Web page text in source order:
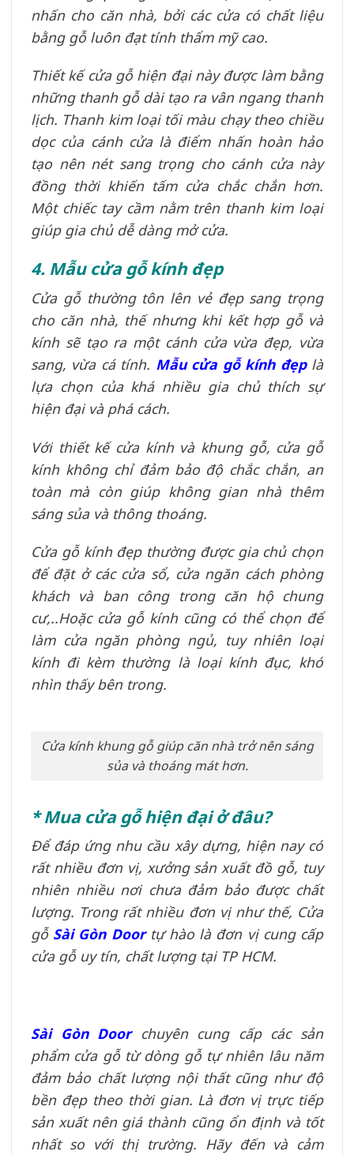
nhấn cho căn nhà, bởi các cửa có chất liệu
bằng gỗ luôn đạt tính thẩm mỹ cao.
Thiết kế cửa gỗ hiện đại này được làm bằng
những thanh gỗ dài tạo ra vân ngang thanh
lịch. Thanh kim loại tối màu chạy theo chiều
dọc của cánh cửa là điểm nhấn hoàn hảo
tạo nên nét sang trọng cho cánh cửa này
đồng thời khiến tấm cửa chắc chắn hơn.
Một chiếc tay cầm nằm trên thanh kim loại
giúp gia chủ dễ dàng mở cửa.
4. Mẫu cửa gỗ kính đẹp
Cửa gỗ thường tôn lên vẻ đẹp sang trọng
cho căn nhà, thế nhưng khi kết hợp gỗ và
kính sẽ tạo ra một cánh cửa vừa đẹp, vừa
sang, vừa cá tính. Mẫu cửa gỗ kính đẹp là
lựa chọn của khá nhiều gia chủ thích sự
hiện đại và phá cách.
Với thiết kế cửa kính và khung gỗ, cửa gỗ
kính không chỉ đảm bảo độ chắc chắn, an
toàn mà còn giúp không gian nhà thêm
sáng sủa và thông thoáng.
Cửa gỗ kính đẹp thường được gia chủ chọn
để đặt ở các cửa sổ, cửa ngăn cách phòng
khách và ban công trong căn hộ chung
cư,..Hoặc cửa gỗ kính cũng có thể chọn để
làm cửa ngăn phòng ngủ, tuy nhiên loại
kính đi kèm thường là loại kính đục, khó
nhìn thấy bên trong.
Cửa kính khung gỗ giúp căn nhà trở nên sáng
sủa và thoáng mát hơn.
* Mua cửa gỗ hiện đại ở đâu?
Để đáp ứng nhu cầu xây dựng, hiện nay có
rất nhiều đơn vị, xưởng sản xuất đồ gỗ, tuy
nhiên nhiều nơi chưa đảm bảo được chất
lượng. Trong rất nhiều đơn vị như thế, Cửa
gỗ Sài Gòn Doortự hào là đơn vị cung cấp
cửa gỗ uy tín, chất lượng tại TP HCM.
Sài Gòn Doorchuyên cung cấp các sản
phẩm cửa gỗ từ dòng gỗ tự nhiên lâu năm
đảm bảo chất lượng nội thất cũng như độ
bền đẹp theo thời gian. Là đơn vị trực tiếp
sản xuất nên giá thành cũng ổn định và tốt
nhất so với thị trường. Hãy đến và cảm